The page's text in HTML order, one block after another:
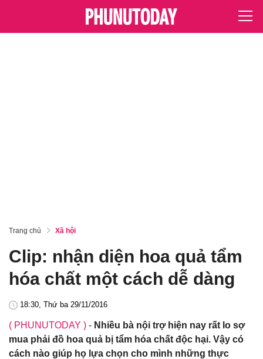
Trang chủ Xã hội
Clip: nhận diện hoa quả tẩm
hóa chất một cách dễ dàng
18:30, Thứ ba 29/11/2016
( PHUNUTODAY ) - Nhiều bà nội trợ hiện nay rất lo sợ
mua phải đồ hoa quả bị tẩm hóa chất độc hại. Vậy có
cách nào giúp họ lựa chọn cho mình những thực